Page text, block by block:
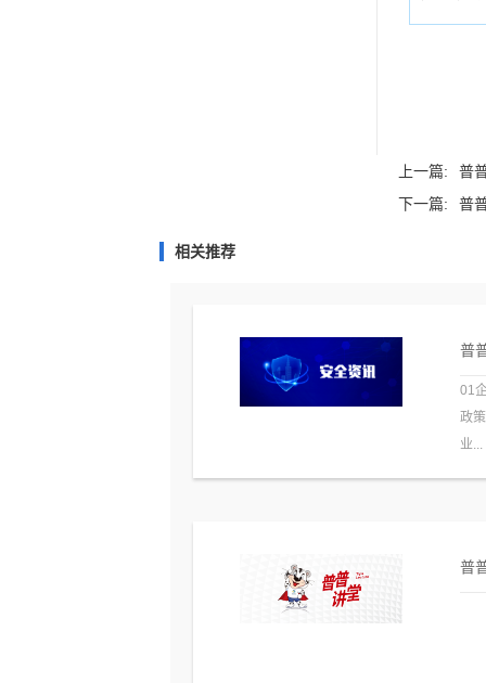
上一篇:
普
下一篇:
普
相关推荐
普
01
政
业...
普